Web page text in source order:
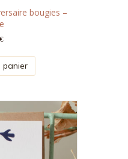
bougies –
€
panier